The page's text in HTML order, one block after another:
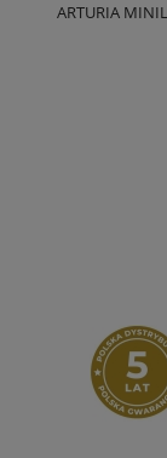
ARTURIA